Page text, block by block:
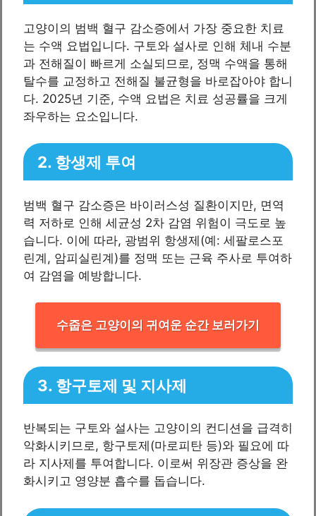
고양이의 범백 혈구 감소증에서 가장 중요한 치료
는 수액 요법입니다. 구토와 설사로 인해 체내 수분
과 전해질이 빠르게 소실되므로, 정맥 수액을 통해
탈수를 교정하고 전해질 불균형을 바로잡아야 합니
다. 2025년 기준, 수액 요법은 치료 성공률을 크게
좌우하는 요소입니다.
2. 항생제 투여
범백 혈구 감소증은 바이러스성 질환이지만, 면역
력 저하로 인해 세균성 2차 감염 위험이 극도로 높
습니다. 이에 따라, 광범위 항생제(예: 세팔로스포
린계, 암피실린계)를 정맥 또는 근육 주사로 투여하
여 감염을 예방합니다.
수줍은 고양이의 귀여운 순간 보러가기
3. 항구토제 및 지사제
반복되는 구토와 설사는 고양이의 컨디션을 급격히
악화시키므로, 항구토제(마로피탄 등)와 필요에 따
라 지사제를 투여합니다. 이로써 위장관 증상을 완
화시키고 영양분 흡수를 돕습니다.